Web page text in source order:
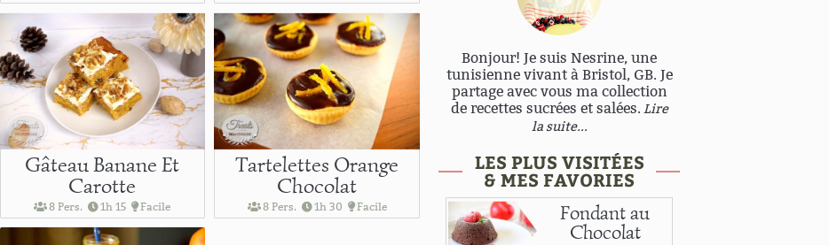
Gâteau Banane Et
Carotte
8 Pers. 1h 15 Facile
Tartelettes Orange
Chocolat
8 Pers. 1h 30 Facile
Bonjour! Je suis Nesrine, une
tunisienne vivant à Bristol, GB. Je
partage avec vous ma collection
de recettes sucrées et salées. Lire
la suite...
LES PLUS VISITÉES
& MES FAVORIES
Fondant au
Chocolat